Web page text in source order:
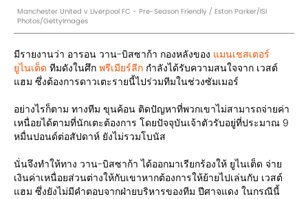
Manchester United v Liverpool FC - Pre-Season Friendly / Eston Parker/ISI
Photos/GettyImages
มีรายงานว่า อารอน วาน-บิสซาก้า กองหลังของ แมนเชสเตอร์
ยูไนเต็ด ทีมดังในศึก พรีเมียร์ลีก กำลังได้รับความสนใจจาก เวสต์
แฮม ซึ่งต้องการดาวเตะรายนี้ไปร่วมทีมในช่วงซัมเมอร์
อย่างไรก็ตาม ทางทีม ขุนค้อน ติดปัญหาที่พวกเขาไม่สามารถจ่ายค่า
เหนื่อยได้ตามที่นักเตะต้องการ โดยปัจจุบันเจ้าตัวรับอยู่ที่ประมาณ 9
หมื่นปอนด์ต่อสัปดาห์ ยังไม่รวมโบนัส
นั่นจึงทำให้ทาง วาน-บิสซาก้า ได้ออกมาเรียกร้องให้ ยูไนเต็ด จ่าย
เงินค่าเหนื่อยส่วนต่างให้กับเขาหากต้องการให้ย้ายไปเล่นกับ เวสต์
แฮม ซึ่งยังไม่มีคำตอบจากฝ่ายบริหารของทีม ปีศาจแดง ในกรณีนี้